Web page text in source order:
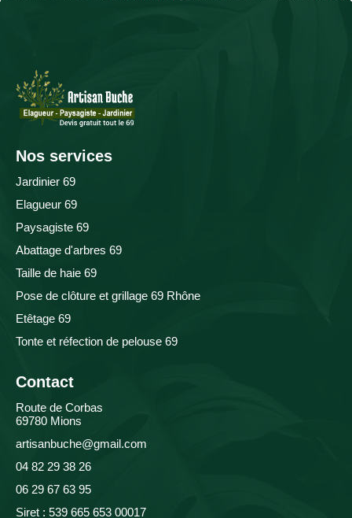
Nos services
Jardinier 69
Elagueur 69
Paysagiste 69
Abattage d'arbres 69
Taille de haie 69
Pose de clôture et grillage 69 Rhône
Etêtage 69
Tonte et réfection de pelouse 69
Contact
Route de Corbas
69780 Mions
artisanbuche@gmail.com
04 82 29 38 26
06 29 67 63 95
Siret : 539 665 653 00017